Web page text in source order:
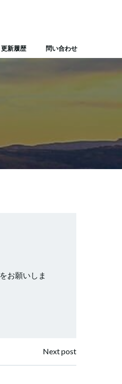
更新履歴 問い合わせ
をお願いしま
Next post